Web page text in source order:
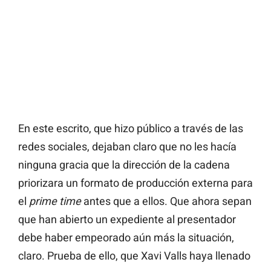
En este escrito, que hizo público a través de las
redes sociales, dejaban claro que no les hacía
ninguna gracia que la dirección de la cadena
priorizara un formato de producción externa para
el prime timeantes que a ellos. Que ahora sepan
que han abierto un expediente al presentador
debe haber empeorado aún más la situación,
claro. Prueba de ello, que Xavi Valls haya llenado